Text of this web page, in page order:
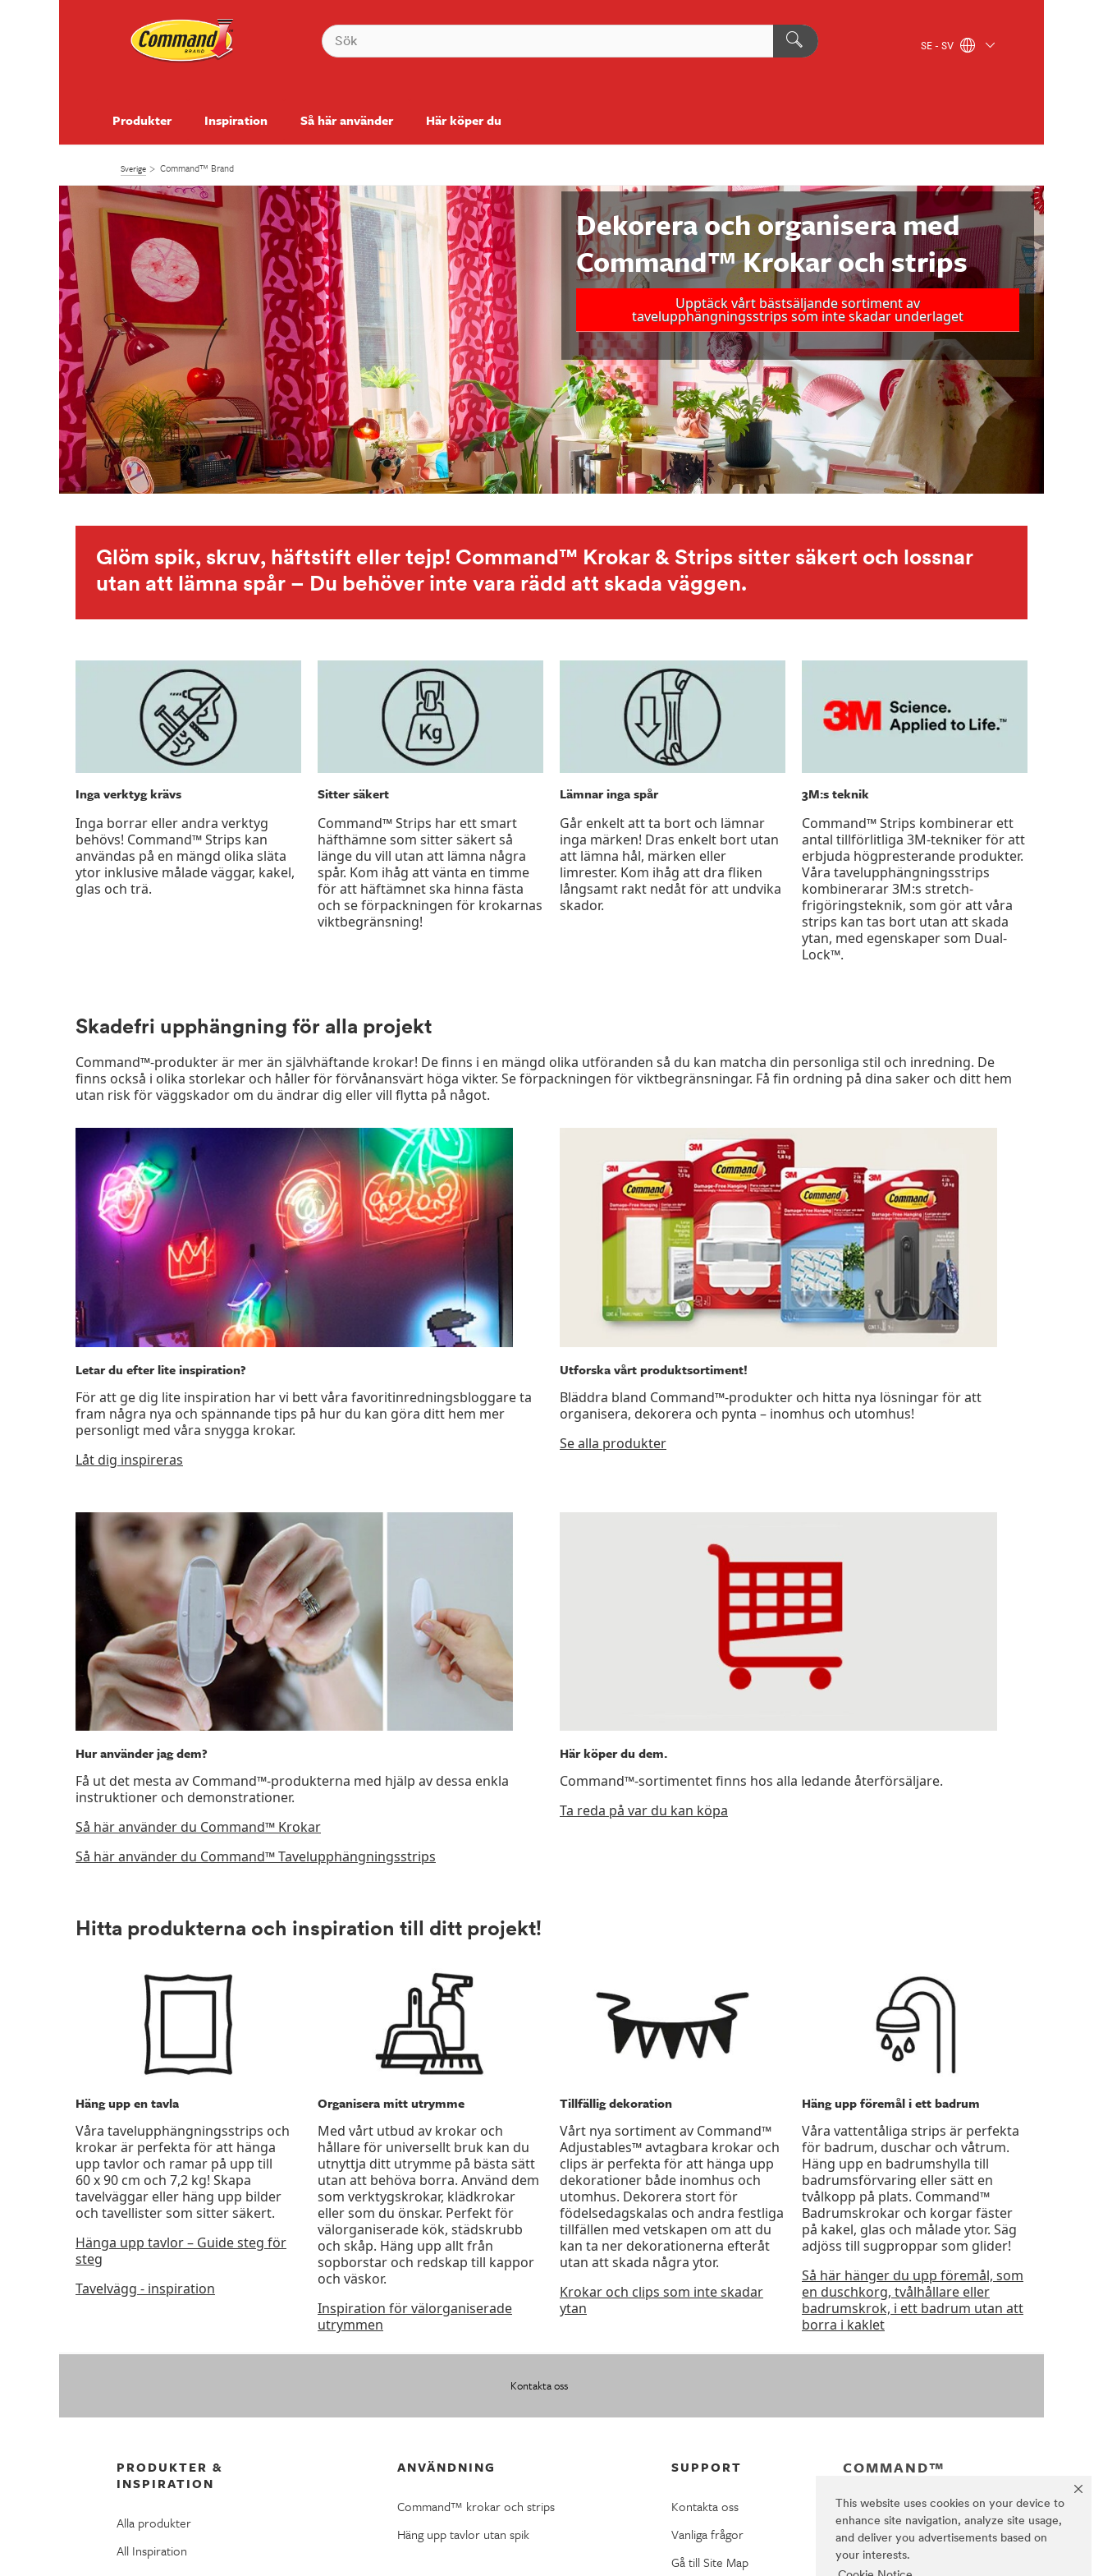
This website uses cookies on your device to
enhance site navigation, analyze site usage,
and deliver you advertisements based on
your interests.
SE - SV
Produkter Inspiration Så här använder Här köper du
Sverige Command™ Brand
Dekorera och organisera med
Command™ Krokar och strips
Upptäck vårt bästsäljande sortiment av
tavelupphängningsstrips som inte skadar underlaget
Glöm spik, skruv, häftstift eller tejp! Command™ Krokar & Strips sitter säkert och lossnar
utan att lämna spår – Du behöver inte vara rädd att skada väggen.
Inga verktyg krävs
Inga borrar eller andra verktyg
behövs! Command™ Strips kan
användas på en mängd olika släta
ytor inklusive målade väggar, kakel,
glas och trä.
Sitter säkert
Command™ Strips har ett smart
häfthämne som sitter säkert så
länge du vill utan att lämna några
spår. Kom ihåg att vänta en timme
för att häftämnet ska hinna fästa
och se förpackningen för krokarnas
viktbegränsning!
Lämnar inga spår
Går enkelt att ta bort och lämnar
inga märken! Dras enkelt bort utan
att lämna hål, märken eller
limrester. Kom ihåg att dra fliken
långsamt rakt nedåt för att undvika
skador.
3M:s teknik
Command™ Strips kombinerar ett
antal tillförlitliga 3M-tekniker för att
erbjuda högpresterande produkter.
Våra tavelupphängningsstrips
kombinerarar 3M:s stretch-
frigöringsteknik, som gör att våra
strips kan tas bort utan att skada
ytan, med egenskaper som Dual-
Lock™.
Skadefri upphängning för alla projekt
Command™-produkter är mer än självhäftande krokar! De finns i en mängd olika utföranden så du kan matcha din personliga stil och inredning. De
finns också i olika storlekar och håller för förvånansvärt höga vikter. Se förpackningen för viktbegränsningar. Få fin ordning på dina saker och ditt hem
utan risk för väggskador om du ändrar dig eller vill flytta på något.
Letar du efter lite inspiration?
För att ge dig lite inspiration har vi bett våra favoritinredningsbloggare ta
fram några nya och spännande tips på hur du kan göra ditt hem mer
personligt med våra snygga krokar.
Låt dig inspireras
Utforska vårt produktsortiment!
Bläddra bland Command™-produkter och hitta nya lösningar för att
organisera, dekorera och pynta – inomhus och utomhus!
Se alla produkter
Hur använder jag dem?
Få ut det mesta av Command™-produkterna med hjälp av dessa enkla
instruktioner och demonstrationer.
Så här använder du Command™ Krokar
Så här använder du Command™ Tavelupphängningsstrips
Här köper du dem.
Command™-sortimentet finns hos alla ledande återförsäljare.
Ta reda på var du kan köpa
Hitta produkterna och inspiration till ditt projekt!
Häng upp en tavla
Våra tavelupphängningsstrips och
krokar är perfekta för att hänga
upp tavlor och ramar på upp till
60 x 90 cm och 7,2 kg! Skapa
tavelväggar eller häng upp bilder
och tavellister som sitter säkert.
Hänga upp tavlor – Guide steg för
steg
Tavelvägg - inspiration
Organisera mitt utrymme
Med vårt utbud av krokar och
hållare för universellt bruk kan du
utnyttja ditt utrymme på bästa sätt
utan att behöva borra. Använd dem
som verktygskrokar, klädkrokar
eller som du önskar. Perfekt för
välorganiserade kök, städskrubb
och skåp. Häng upp allt från
sopborstar och redskap till kappor
och väskor.
Inspiration för välorganiserade
utrymmen
Tillfällig dekoration
Vårt nya sortiment av Command™
Adjustables™ avtagbara krokar och
clips är perfekta för att hänga upp
dekorationer både inomhus och
utomhus. Dekorera stort för
födelsedagskalas och andra festliga
tillfällen med vetskapen om att du
kan ta ner dekorationerna efteråt
utan att skada några ytor.
Krokar och clips som inte skadar
ytan
Häng upp föremål i ett badrum
Våra vattentåliga strips är perfekta
för badrum, duschar och våtrum.
Häng upp en badrumshylla till
badrumsförvaring eller sätt en
tvålkopp på plats. Command™
Badrumskrokar och korgar fäster
på kakel, glas och målade ytor. Säg
adjöss till sugproppar som glider!
Så här hänger du upp föremål, som
en duschkorg, tvålhållare eller
badrumskrok, i ett badrum utan att
borra i kaklet
Kontakta oss
PRODUKTER &
INSPIRATION
Alla produkter
All Inspiration
ANVÄNDNING
Command™ krokar och strips
Häng upp tavlor utan spik
SUPPORT
Kontakta oss
Vanliga frågor
Gå till Site Map
COMMAND™